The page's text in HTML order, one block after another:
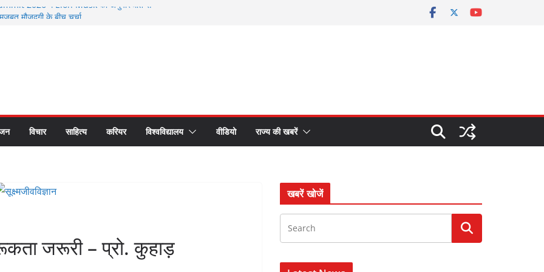
2026 में Elon Musk की अनुपस्थिति से
लोक अदालत के प्रचार प्रसार के लिए रथ रवाना
सीएस डॉ. राजकुमार चौधरी ने किया सम्मान
विचार साहित्य करियर विश्वविद्यालय वीडियो राज्य की खबरें
जरूरी – प्रो. कुहाड़
खबरें खोजें